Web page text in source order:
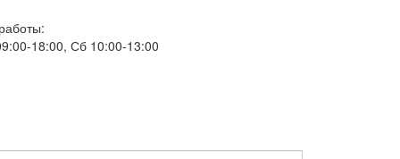
18:00, Сб 10:00-13:00